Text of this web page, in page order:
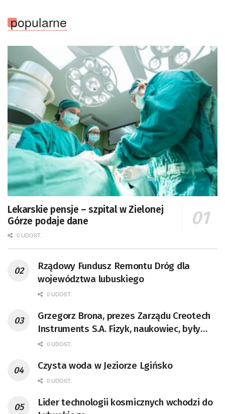
popularne
Lekarskie pensje – szpital w Zielonej
Górze podaje dane
0 UDOST.
Rządowy Fundusz Remontu Dróg dla
województwa lubuskiego
0 UDOST.
Grzegorz Brona, prezes Zarządu Creotech
Instruments S.A. Fizyk, naukowiec, były
pracownik CERN w Genewie,
doktor habilitowany nauk fizycznych,
koordynator Rady Sektorowej ds.
Kosmicznego oraz członek Komitetu
0 UDOST.
Czysta woda w Jeziorze Lgińsko
0 UDOST.
Lider technologii kosmicznych wchodzi do